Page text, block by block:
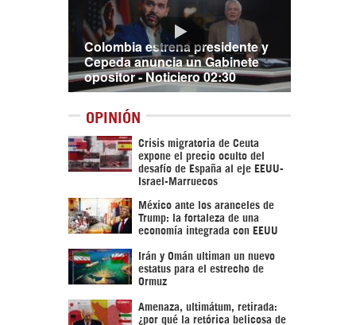
Colombia estrena presidente y
Cepeda anuncia un Gabinete
opositor - Noticiero 02:30
OPINIÓN
Crisis migratoria de Ceuta
expone el precio oculto del
desafío de España al eje EEUU-
Israel-Marruecos
México ante los aranceles de
Trump: la fortaleza de una
economía integrada con EEUU
Irán y Omán ultiman un nuevo
estatus para el estrecho de
Ormuz
Amenaza, ultimátum, retirada:
¿por qué la retórica belicosa de